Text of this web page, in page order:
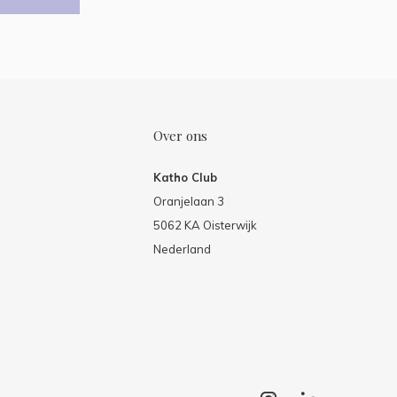
Over ons
Katho Club
Oranjelaan 3
5062 KA Oisterwijk
Nederland